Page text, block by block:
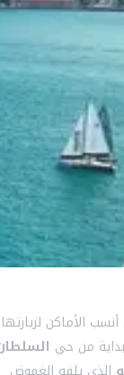
الأماكن
من حي